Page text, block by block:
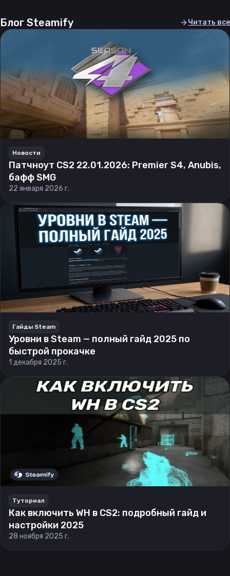
Блог Steamify Читать все
Новости
Патчноут CS2 22.01.2026: Premier S4, Anubis,
бафф SMG
22 января 2026 г.
Гайды Steam
Уровни в Steam — полный гайд 2025 по
быстрой прокачке
1 декабря 2025 г.
Туториал
Как включить WH в CS2: подробный гайд и
настройки 2025
28 ноября 2025 г.